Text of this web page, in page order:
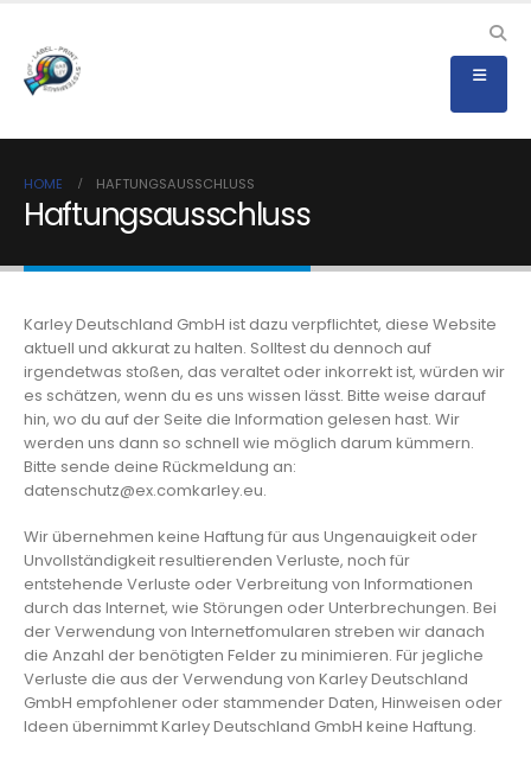
HOME HAFTUNGSAUSSCHLUSS
Haftungsausschluss
Karley Deutschland GmbH ist dazu verpflichtet, diese Website
aktuell und akkurat zu halten. Solltest du dennoch auf
irgendetwas stoßen, das veraltet oder inkorrekt ist, würden wir
es schätzen, wenn du es uns wissen lässt. Bitte weise darauf
hin, wo du auf der Seite die Information gelesen hast. Wir
werden uns dann so schnell wie möglich darum kümmern.
Bitte sende deine Rückmeldung an:
datenschutz@ex.comkarley.eu.
Wir übernehmen keine Haftung für aus Ungenauigkeit oder
Unvollständigkeit resultierenden Verluste, noch für
entstehende Verluste oder Verbreitung von Informationen
durch das Internet, wie Störungen oder Unterbrechungen. Bei
der Verwendung von Internetfomularen streben wir danach
die Anzahl der benötigten Felder zu minimieren. Für jegliche
Verluste die aus der Verwendung von Karley Deutschland
GmbH empfohlener oder stammender Daten, Hinweisen oder
Ideen übernimmt Karley Deutschland GmbH keine Haftung.